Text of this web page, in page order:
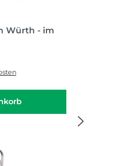
Würth - im